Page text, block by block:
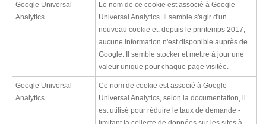
Google Universal
Analytics
Le nom de ce cookie est associé à Google
Universal Analytics. Il semble s'agir d'un
nouveau cookie et, depuis le printemps 2017,
aucune information n'est disponible auprès de
Google. Il semble stocker et mettre à jour une
valeur unique pour chaque page visitée.
Google Universal
Analytics
Ce nom de cookie est associé à Google
Universal Analytics, selon la documentation, il
est utilisé pour réduire le taux de demande -